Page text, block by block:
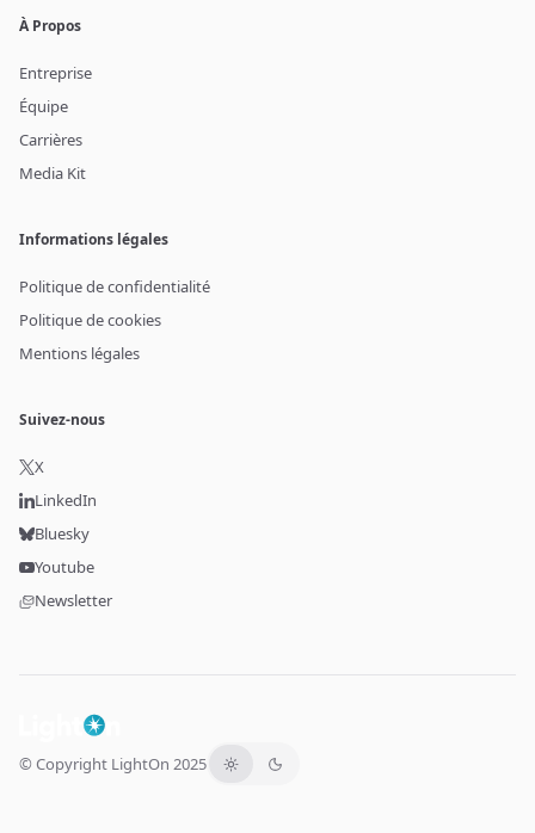
À Propos
Entreprise
Équipe
Carrières
Media Kit
Informations légales
Politique de confidentialité
Politique de cookies
Mentions légales
Suivez-nous
X
LinkedIn
Bluesky
Youtube
Newsletter
© Copyright LightOn 2025